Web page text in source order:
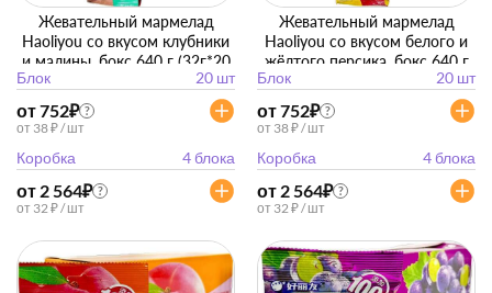
Жевательный мармелад
Haoliyou со вкусом клубники
и малины, бокс 640 г (32г*20
Блок 20 шт
от 752₽ ?
от 38 ₽ / шт
Коробка 4 блока
от 2 564₽ ?
от 32 ₽ / шт
Жевательный мармелад
Haoliyou со вкусом белого и
жёлтого персика, бокс 640 г
Блок 20 шт
от 752₽ ?
от 38 ₽ / шт
Коробка 4 блока
от 2 564₽ ?
от 32 ₽ / шт